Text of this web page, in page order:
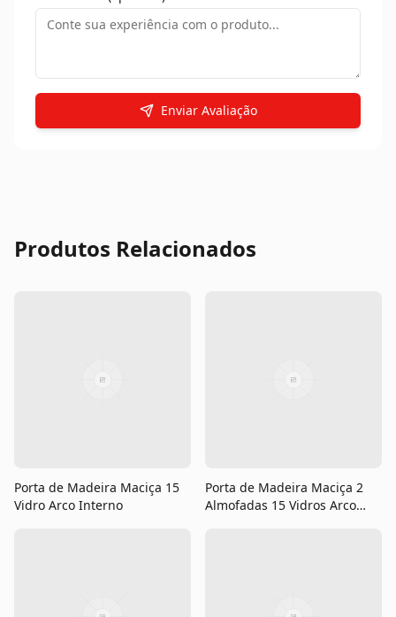
Enviar Avaliação
Produtos Relacionados
Porta de Madeira Maciça 15
Vidro Arco Interno
Porta de Madeira Maciça 2
Almofadas 15 Vidros Arco